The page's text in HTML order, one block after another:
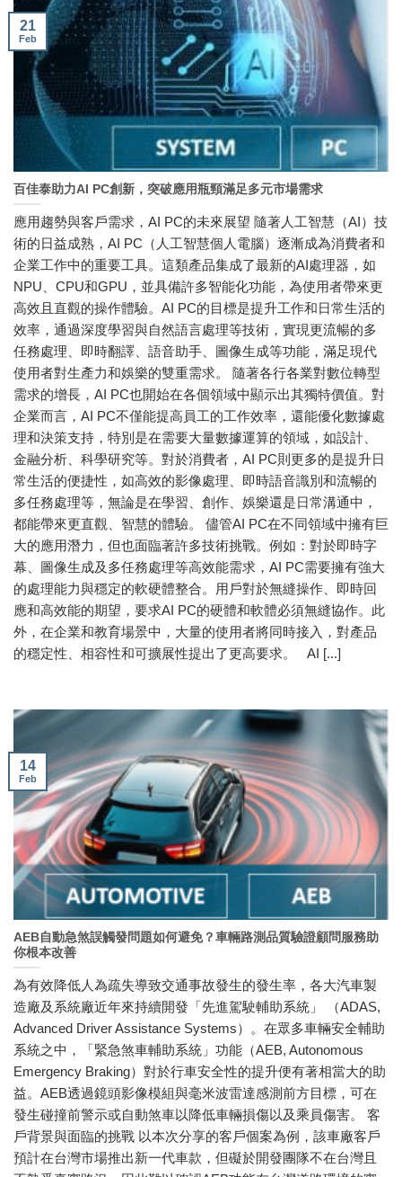
百佳泰助力AI PC創新，突破應用瓶頸滿足多元市場需求
應用趨勢與客戶需求，AI PC的未來展望 隨著人工智慧（AI）技
術的日益成熟，AI PC（人工智慧個人電腦）逐漸成為消費者和
企業工作中的重要工具。這類產品集成了最新的AI處理器，如
NPU、CPU和GPU，並具備許多智能化功能，為使用者帶來更
高效且直觀的操作體驗。AI PC的目標是提升工作和日常生活的
效率，通過深度學習與自然語言處理等技術，實現更流暢的多
任務處理、即時翻譯、語音助手、圖像生成等功能，滿足現代
使用者對生產力和娛樂的雙重需求。 隨著各行各業對數位轉型
需求的增長，AI PC也開始在各個領域中顯示出其獨特價值。對
企業而言，AI PC不僅能提高員工的工作效率，還能優化數據處
理和決策支持，特別是在需要大量數據運算的領域，如設計、
金融分析、科學研究等。對於消費者，AI PC則更多的是提升日
常生活的便捷性，如高效的影像處理、即時語音識別和流暢的
多任務處理等，無論是在學習、創作、娛樂還是日常溝通中，
都能帶來更直觀、智慧的體驗。 儘管AI PC在不同領域中擁有巨
大的應用潛力，但也面臨著許多技術挑戰。例如：對於即時字
幕、圖像生成及多任務處理等高效能需求，AI PC需要擁有強大
的處理能力與穩定的軟硬體整合。用戶對於無縫操作、即時回
應和高效能的期望，要求AI PC的硬體和軟體必須無縫協作。此
外，在企業和教育場景中，大量的使用者將同時接入，對產品
的穩定性、相容性和可擴展性提出了更高要求。 AI [...]
21
Feb
AEB自動急煞誤觸發問題如何避免？車輛路測品質驗證顧問服務助
你根本改善
為有效降低人為疏失導致交通事故發生的發生率，各大汽車製
造廠及系統廠近年來持續開發「先進駕駛輔助系統」 （ADAS,
Advanced Driver Assistance Systems）。在眾多車輛安全輔助
系統之中，「緊急煞車輔助系統」功能（AEB, Autonomous
Emergency Braking）對於行車安全性的提升便有著相當大的助
益。AEB透過鏡頭影像模組與毫米波雷達感測前方目標，可在
發生碰撞前警示或自動煞車以降低車輛損傷以及乘員傷害。 客
戶背景與面臨的挑戰 以本次分享的客戶個案為例，該車廠客戶
預計在台灣市場推出新一代車款，但礙於開發團隊不在台灣且
14
Feb